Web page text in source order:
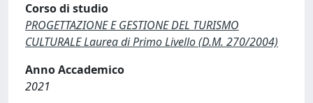
Corso di studio
PROGETTAZIONE E GESTIONE DEL TURISMO
CULTURALE Laurea di Primo Livello (D.M. 270/2004)
Anno Accademico
2021